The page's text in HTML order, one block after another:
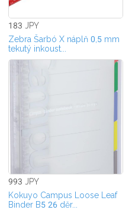
183 JPY
Zebra Šarbó X náplň 0,5 mm
tekutý inkoust...
993 JPY
Kokuyo Campus Loose Leaf
Binder B5 26 děr...